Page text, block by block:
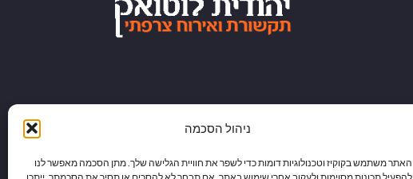
ניהול הסכמה
האתר משתמש בקוקיז וטכנולוגיות דומות כדי לשפר את חוויית הגלישה שלך. מתן הסכמה מאפשר לנו